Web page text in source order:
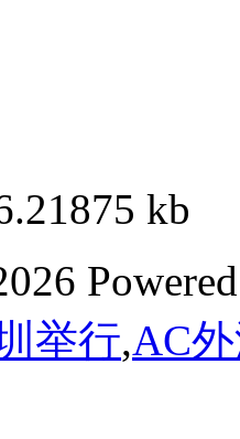
kb
举行,AC